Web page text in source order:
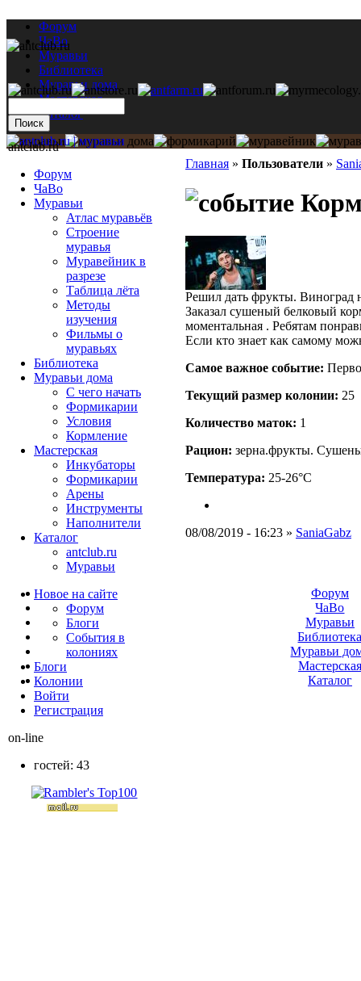
Форум
ЧаВо
Муравьи
Библиотека
Муравьи дома
Мастерская
Каталог
Главная » Пользователи »
Решил дать фрукты. Виноград
Заказал сушеный белковый
моментальная . Ребятам
Если кто знает как самому
Самое важное событие:
Текущий размер кoлонии: 25
Количество маток: 1
Рацион: зерна.фрукты.
Температура: 25-26°C
08/08/2019 - 16:23 » SaniaGabz
antclub.ru
Форум
ЧаВо
Муравьи
Атлас муравьёв
Строение
муравья
Муравейник в
разрезе
Таблица лёта
Методы
изучения
Фильмы о
муравьях
Библиотека
Муравьи дома
С чего начать
Формикарии
Условия
Кормление
Мастерская
Инкубаторы
Формикарии
Арены
Инструменты
Наполнители
Каталог
antclub.ru
Муравьи
Новое на сайте
Форум
Блоги
События в
колониях
Блоги
Колонии
Войти
Peгиcтpaция
on-line
гостей: 43
Форум
ЧаВо
Муравьи
Муравьи
Мастерская
Каталог